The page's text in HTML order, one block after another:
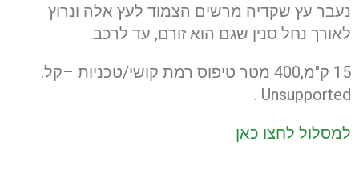
נעבר עץ שקדיה מרשים הצמוד לעץ אלה ונרוץ
לאורך נחל סנין שגם הוא זורם, עד לרכב.
15 ק"מ,400 מטר טיפוס רמת קושי/טכניות –קל.
Unsupported .
למסלול לחצו כאן